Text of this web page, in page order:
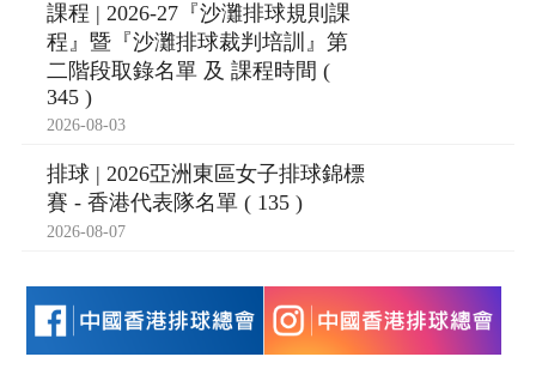
課程 | 2026-27『沙灘排球規則課
程』暨『沙灘排球裁判培訓』第
二階段取錄名單 及 課程時間 (
345 )
2026-08-03
排球 | 2026亞洲東區女子排球錦標
賽 - 香港代表隊名單 ( 135 )
2026-08-07